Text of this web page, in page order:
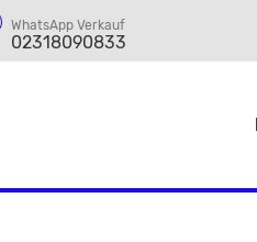
WhatsApp Verkauf
02318090833